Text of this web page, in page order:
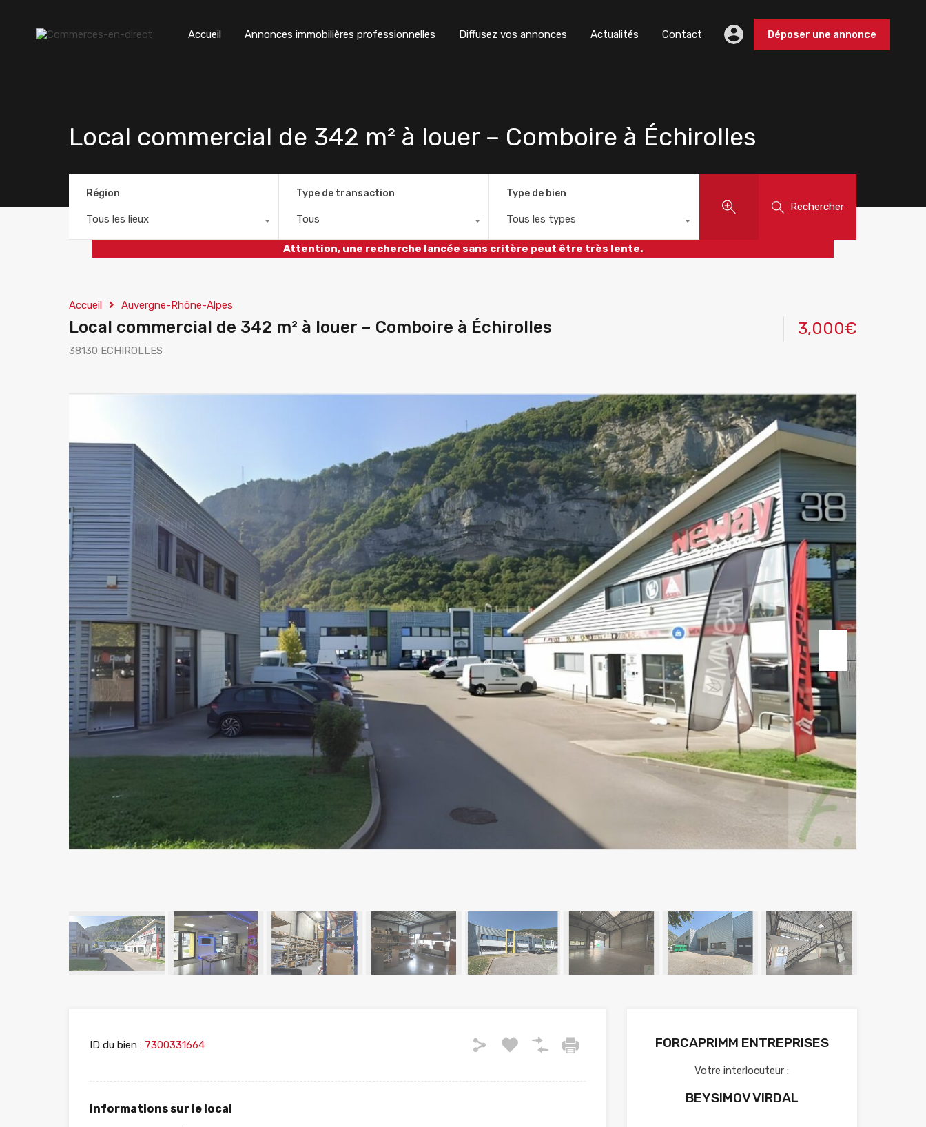
Accueil Annonces immobilières professionnelles Diffusez vos annonces Actualités Contact Déposer une annonce
Local commercial de 342 m² à louer – Comboire à Échirolles
Région
Tous les lieux
Type de transaction
Tous
Type de bien
Tous les types
Rechercher
Attention, une recherche lancée sans critère peut être très lente.
Accueil Auvergne-Rhône-Alpes
Local commercial de 342 m² à louer – Comboire à Échirolles
38130 ECHIROLLES
3,000€
ID du bien : 7300331664
Informations sur le local
FORCAPRIMM ENTREPRISES
Votre interlocuteur :
BEYSIMOV VIRDAL